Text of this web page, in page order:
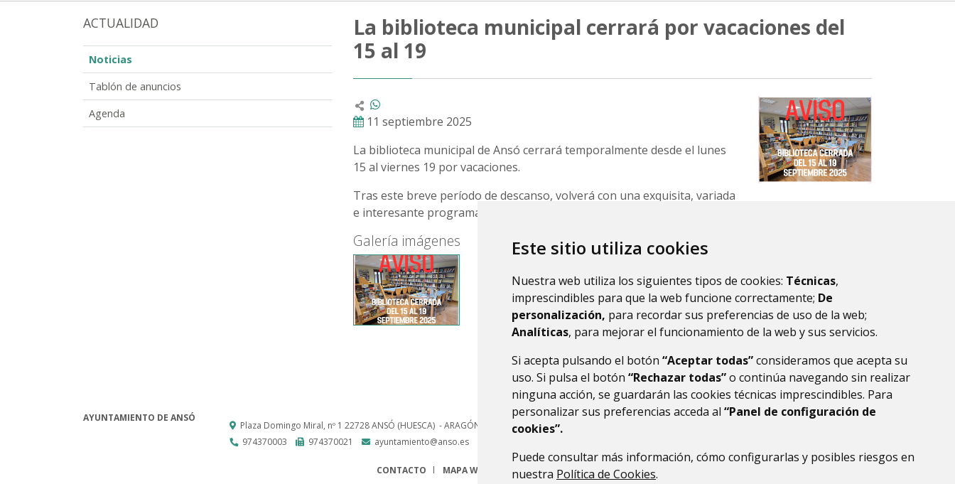
Este sitio utiliza cookies
Nuestra web utiliza los siguientes tipos de cookies: Técnicas,
imprescindibles para que la web funcione correctamente; De
personalización, para recordar sus preferencias de uso de la web;
Analíticas, para mejorar el funcionamiento de la web y sus servicios.
Si acepta pulsando el botón “Aceptar todas”consideramos que acepta su
uso. Si pulsa el botón “Rechazar todas”o continúa navegando sin realizar
ninguna acción, se guardarán las cookies técnicas imprescindibles. Para
personalizar sus preferencias acceda al “Panel de configuración de
cookies”.
Puede consultar más información, cómo configurarlas y posibles riesgos en
nuestra Política de Cookies.
ACTUALIDAD
Noticias
Tablón de anuncios
Agenda
La biblioteca municipal cerrará por vacaciones del
15 al 19
11 septiembre 2025
La biblioteca municipal de Ansó cerrará temporalmente desde el lunes
15 al viernes 19 por vacaciones.
Tras este breve período de descanso, volverá con una exquisita, variada
e interesante programación para el último trimestre del año.
Galería imágenes
AYUNTAMIENTO DE ANSÓ
Plaza Domingo Miral, nº 1 22728ANSÓ (HUESCA) - ARAGÓN
(ESPAÑA)
974370003
974370021 ayuntamiento@anso.es
CONTACTO MAPA WEB AVISO LEGAL PROTECCIÓN DE DATOS